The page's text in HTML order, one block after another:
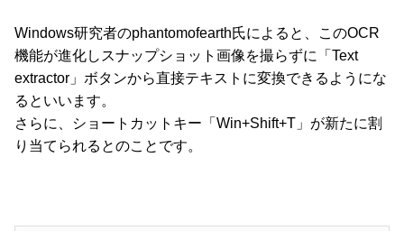
Windows研究者のphantomofearth氏によると、このOCR
機能が進化しスナップショット画像を撮らずに「Text
extractor」ボタンから直接テキストに変換できるようにな
るといいます。
さらに、ショートカットキー「Win+Shift+T」が新たに割
り当てられるとのことです。